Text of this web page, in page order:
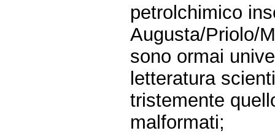
petrolchimico
Augusta/Priolo/
sono ormai
letteratura
tristemente
malformati;